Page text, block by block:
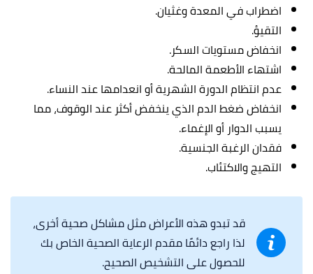
اضطراب في المعدة وغثيان.
التقيؤ.
انخفاض مستويات السكر.
اشتهاء الأطعمة المالحة.
عدم انتظام الدورة الشهرية أو انعدامها عند النساء.
انخفاض ضغط الدم الذي ينخفض أكثر عند الوقوف، مما
يسبب الدوار أو الإغماء.
فقدان الرغبة الجنسية.
التهيج والاكتئاب.
قد تبدو هذه الأعراض مثل مشاكل صحية أخرى،
لذا راجع دائمًا مقدم الرعاية الصحية الخاص بك
للحصول على التشخيص الصحيح.